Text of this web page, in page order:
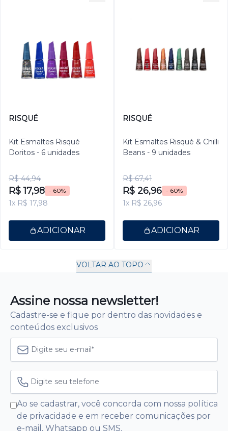
RISQUÉ
Kit Esmaltes Risqué
Doritos - 6 unidades
R$ 44,94
R$ 17,98 - 60%
1x R$ 17,98
ADICIONAR
RISQUÉ
Kit Esmaltes Risqué & Chilli
Beans - 9 unidades
R$ 67,41
R$ 26,96 - 60%
1x R$ 26,96
ADICIONAR
VOLTAR AO TOPO
Assine nossa newsletter!
Cadastre-se e fique por dentro das novidades e
conteúdos exclusivos
Ao se cadastrar, você concorda com nossa política
de privacidade e em receber comunicações por
e-mail, Whatsapp ou SMS.